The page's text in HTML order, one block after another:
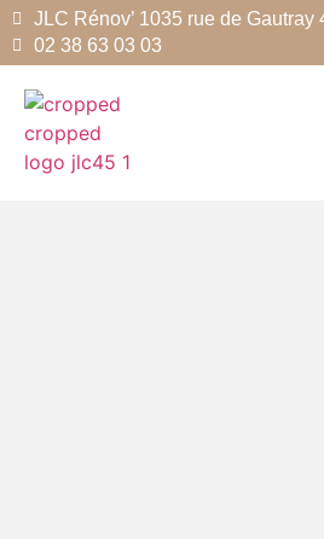
JLC Rénov’ 1035 rue de Gautray
02 38 63 03 03